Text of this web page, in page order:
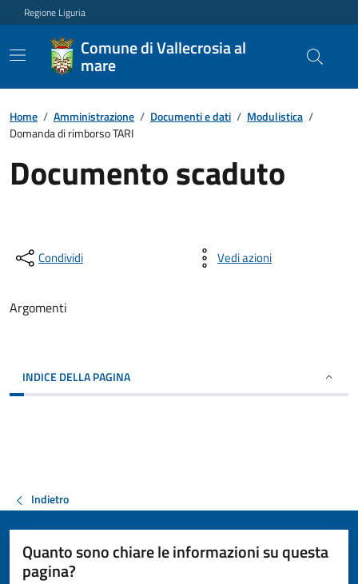
Regione Liguria
Comune di Vallecrosia al
mare
Home / Amministrazione / Documenti e dati / Modulistica /
Domanda di rimborso TARI
Documento scaduto
Condividi Vedi azioni
Argomenti
INDICE DELLA PAGINA
Indietro
Quanto sono chiare le informazioni su questa
pagina?